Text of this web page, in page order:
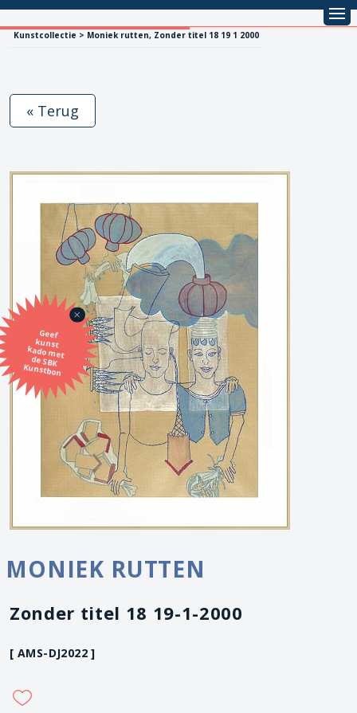
Kunstcollectie > Moniek rutten, Zonder titel 18 19 1 2000
Geef
kunst
kado met
de SBK
Kunstbon
« Terug
MONIEK RUTTEN
Zonder titel 18 19-1-2000
[ AMS-DJ2022 ]